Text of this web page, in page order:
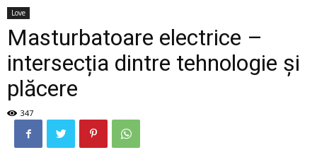
Love
Masturbatoare electrice –
intersecția dintre tehnologie și
plăcere
347